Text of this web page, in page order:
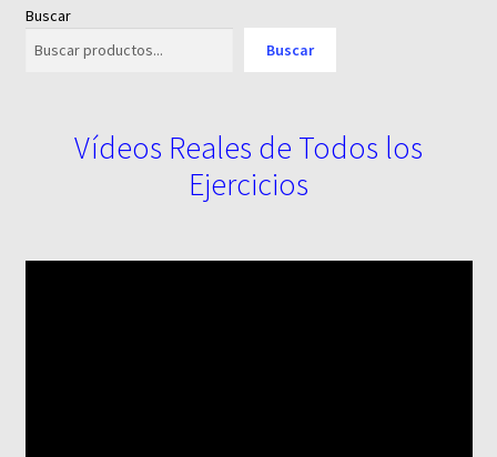
Buscar
Buscar
Vídeos Reales de Todos los
Ejercicios